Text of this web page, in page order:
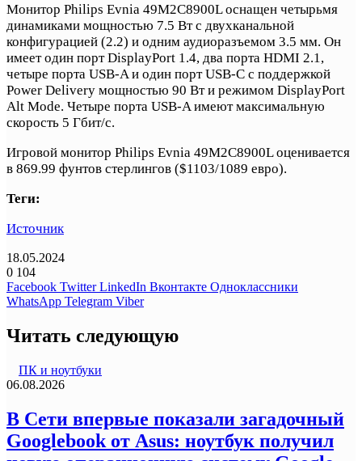
Монитор Philips Evnia 49M2C8900L оснащен четырьмя
динамиками мощностью 7.5 Вт с двухканальной
конфигурацией (2.2) и одним аудиоразъемом 3.5 мм. Он
имеет один порт DisplayPort 1.4, два порта HDMI 2.1,
четыре порта USB-A и один порт USB-C с поддержкой
Power Delivery мощностью 90 Вт и режимом DisplayPort
Alt Mode. Четыре порта USB-A имеют максимальную
скорость 5 Гбит/с.
Игровой монитор Philips Evnia 49M2C8900L оценивается
в 869.99 фунтов стерлингов ($1103/1089 евро).
Теги:
Источник
18.05.2024
0 104
Facebook Twitter LinkedIn Вконтакте Одноклассники
WhatsApp Telegram Viber
Читать следующую
ПК и ноутбуки
06.08.2026
В Сети впервые показали загадочный
Googlebook от Asus: ноутбук получил